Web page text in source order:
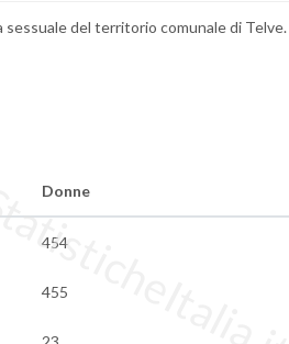
del territorio comunale di Telve.
Donne
454
455